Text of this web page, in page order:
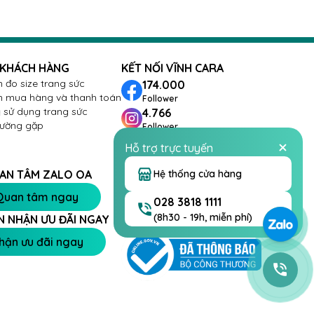
HÀNG
đo size trang sức
mua hàng và thanh toán
sử dụng trang sức
gặp
TÂM ZALO OA
tâm ngay
NHẬN ƯU ĐÃI NGAY
ưu đãi ngay
KẾT NỐI VĨNH CARA
174.000
Follower
4.766
Follower
288
Follower
26.432
Follower
Hỗ trợ trực tuyến
Hệ thống cửa hàng
028 3818 1111
(8h30 - 19h, miễn phí)